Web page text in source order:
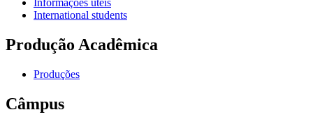
Informações úteis
International students
Produção Acadêmica
Produções
Câmpus